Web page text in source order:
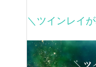
＼ツインレイ